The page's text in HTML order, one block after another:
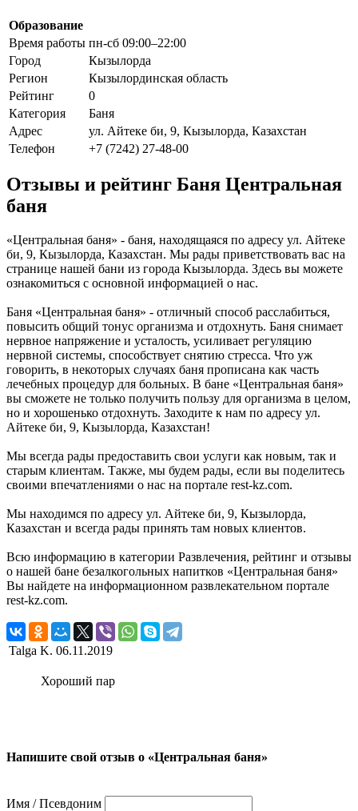
Образование
Время работы пн-сб 09:00–22:00
Город
Кызылорда
Регион
Кызылординская область
Рейтинг
0
Категория
Баня
Адрес
ул. Айтеке би, 9, Кызылорда, Казахстан
Телефон
+7 (7242) 27-48-00
Отзывы и рейтинг Баня Центральная
баня
«Центральная баня» - баня, находящаяся по адресу ул. Айтеке
би, 9, Кызылорда, Казахстан. Мы рады приветствовать вас на
странице нашей бани из города Кызылорда. Здесь вы можете
ознакомиться с основной информацией о нас.
Баня «Центральная баня» - отличный способ расслабиться,
повысить общий тонус организма и отдохнуть. Баня снимает
нервное напряжение и усталость, усиливает регуляцию
нервной системы, способствует снятию стресса. Что уж
говорить, в некоторых случаях баня прописана как часть
лечебных процедур для больных. В бане «Центральная баня»
вы сможете не только получить пользу для организма в целом,
но и хорошенько отдохнуть. Заходите к нам по адресу ул.
Айтеке би, 9, Кызылорда, Казахстан!
Мы всегда рады предоставить свои услуги как новым, так и
старым клиентам. Также, мы будем рады, если вы поделитесь
своими впечатлениями о нас на портале rest-kz.com.
Мы находимся по адресу ул. Айтеке би, 9, Кызылорда,
Казахстан и всегда рады принять там новых клиентов.
Всю информацию в категории Развлечения, рейтинг и отзывы
о нашей бане безалкогольных напитков «Центральная баня»
Вы найдете на информационном развлекательном портале
rest-kz.com.
Talga K. 06.11.2019
Хороший пар
Напишите свой отзыв о «Центральная баня»
Имя / Псевдоним